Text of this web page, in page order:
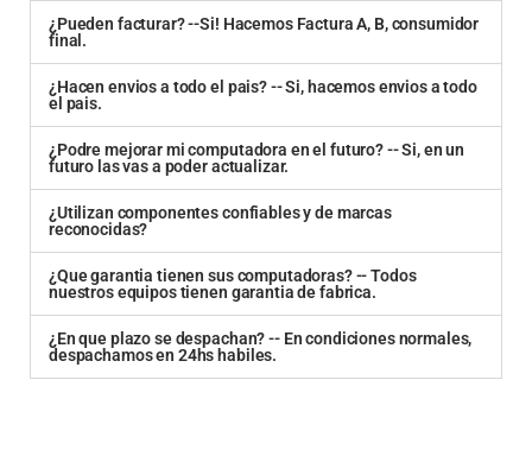
¿Pueden facturar? --Si! Hacemos Factura A, B, consumidor
final.
¿Hacen envios a todo el pais? -- Si, hacemos envios a todo
el pais.
¿Podre mejorar mi computadora en el futuro? -- Si, en un
futuro las vas a poder actualizar.
¿Utilizan componentes confiables y de marcas
reconocidas?
¿Que garantia tienen sus computadoras? -- Todos
nuestros equipos tienen garantia de fabrica.
¿En que plazo se despachan? -- En condiciones normales,
despachamos en 24hs habiles.